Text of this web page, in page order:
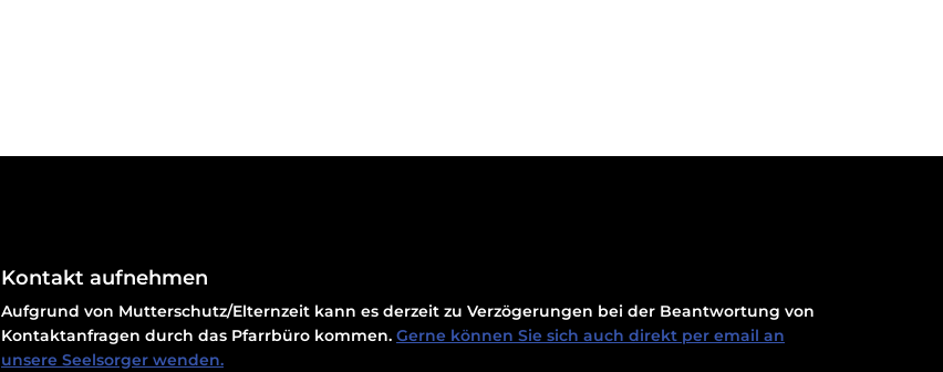
Kontakt aufnehmen
Aufgrund von Mutterschutz/Elternzeit kann es derzeit zu Verzögerungen bei der Beantwortung von
Kontaktanfragen durch das Pfarrbüro kommen. Gerne können Sie sich auch direkt per email an
unsere Seelsorger wenden.